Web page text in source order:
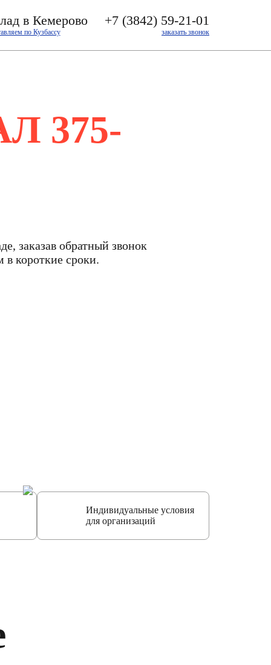
в Кемерово
по Кузбассу
+7 (3842) 59-21-01
заказать звонок
375-
заказав обратный звонок
в короткие сроки.
Индивидуальные условия
для организаций